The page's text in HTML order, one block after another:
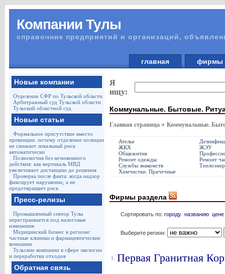
Компании Тулы
справочник предприятий и организаций,
главная
Новые компании
Отделение СФР по Тульской области
Арбитражный суд Тульской области
Тульский областной суд
Новые статьи
Формальное присутствие вместо
превенции: почему отделение полиции
не снижает локальный риск
автоматически
Полномочия без мгновенного
действия: как вертикаль МВД
увеличивает дистанцию до решения
Проверка после факта: когда надзор
фиксирует нарушение, а не
предотвращает риск
Пресс-релизы
Промышленный сектор Тулы
перестраивается под налоговые
изменения
Медицинский бизнес в регионе:
частные клиники и фармацевтические
компании
Тульские компании в сфере экологии
и переработки отходов
Обратная связь
Я
ищу:
Коммунальные. Бытовые.
Главная страница Коммунальные.
Ателье
ЖКХ
ЖЭУ
Общежития
Ремонт одежды
Ремонт
Службы знакомств
Химчистки. Прачечные
Фирмы раздела
Сортировать по: городу названию цене
Выберите регион:
1. Первая Гранитная